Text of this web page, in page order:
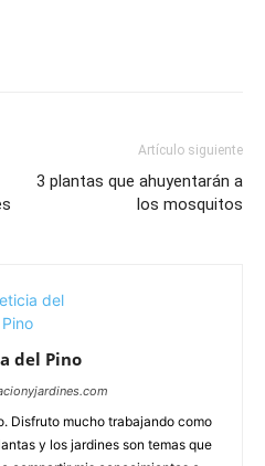
Artículo siguiente
3 plantas que ahuyentarán a
los mosquitos
del Pino
Disfruto mucho trabajando como
y los jardines son temas que